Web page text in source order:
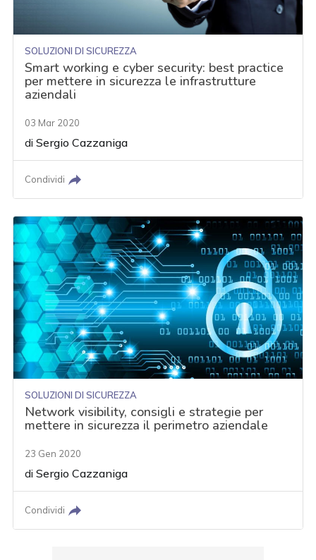
SOLUZIONI DI SICUREZZA
Smart working e cyber security: best practice
per mettere in sicurezza le infrastrutture
aziendali
03 Mar 2020
diSergio Cazzaniga
Condividi
SOLUZIONI DI SICUREZZA
Network visibility, consigli e strategie per
mettere in sicurezza il perimetro aziendale
23 Gen 2020
diSergio Cazzaniga
Condividi